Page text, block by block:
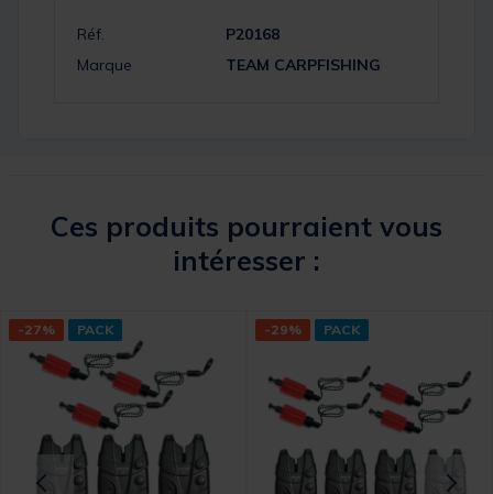
Réf.
P20168
Marque
TEAM CARPFISHING
Ces produits pourraient vous
intéresser :
-27% PACK -29% PACK